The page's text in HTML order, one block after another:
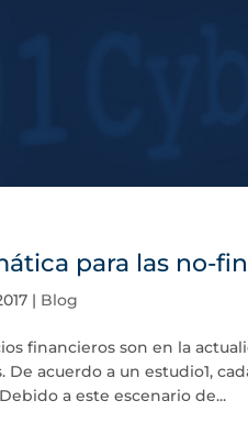
para las no-
| Blog
financieros son en la
acuerdo a un estudio1,
a este escenario de...